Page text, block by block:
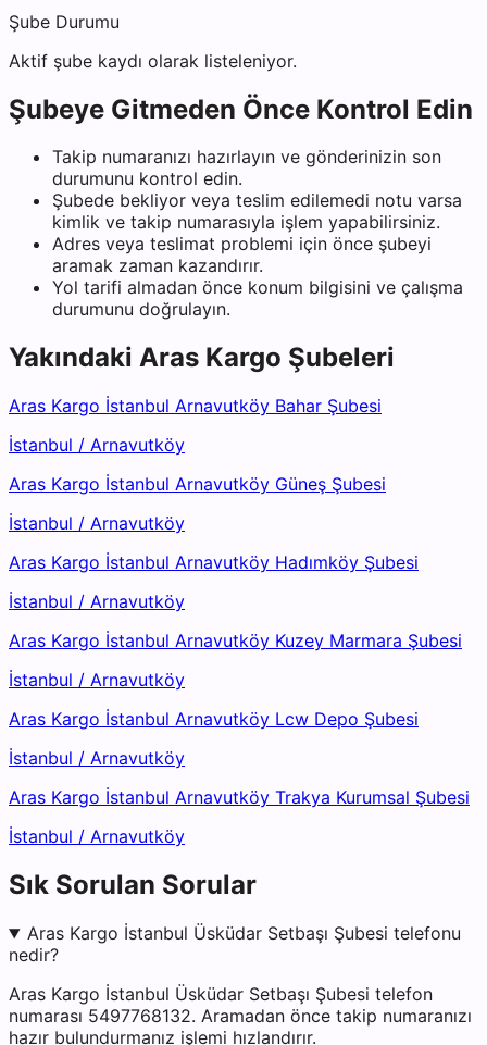
Şube Durumu
Aktif şube kaydı olarak listeleniyor.
Şubeye Gitmeden Önce Kontrol Edin
Takip numaranızı hazırlayın ve gönderinizin son
durumunu kontrol edin.
Şubede bekliyor veya teslim edilemedi notu varsa
kimlik ve takip numarasıyla işlem yapabilirsiniz.
Adres veya teslimat problemi için önce şubeyi
aramak zaman kazandırır.
Yol tarifi almadan önce konum bilgisini ve çalışma
durumunu doğrulayın.
Yakındaki Aras Kargo Şubeleri
Aras Kargo İstanbul Arnavutköy Bahar Şubesi
İstanbul / Arnavutköy
Aras Kargo İstanbul Arnavutköy Güneş Şubesi
İstanbul / Arnavutköy
Aras Kargo İstanbul Arnavutköy Hadımköy Şubesi
İstanbul / Arnavutköy
Aras Kargo İstanbul Arnavutköy Kuzey Marmara Şubesi
İstanbul / Arnavutköy
Aras Kargo İstanbul Arnavutköy Lcw Depo Şubesi
İstanbul / Arnavutköy
Aras Kargo İstanbul Arnavutköy Trakya Kurumsal Şubesi
İstanbul / Arnavutköy
Sık Sorulan Sorular
Aras Kargo İstanbul Üsküdar Setbaşı Şubesi telefonu
nedir?
Aras Kargo İstanbul Üsküdar Setbaşı Şubesi telefon
numarası 5497768132. Aramadan önce takip numaranızı
hazır bulundurmanız işlemi hızlandırır.